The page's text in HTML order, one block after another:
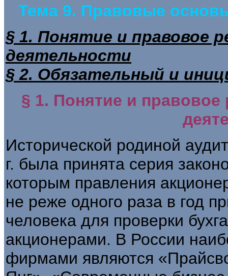
Тема 9. Правовые
§ 1. Понятие и правовое
деятельности
§ 2. Обязательный и
§ 1. Понятие и правовое
Исторической родиной
г. была принята серия
которым правления
не реже одного раза в год
человека для проверки
акционерами. В России
фирмами являются